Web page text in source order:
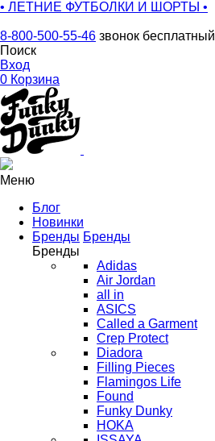
• ЛЕТНИЕ ФУТБОЛКИ И ШОРТЫ •
8-800-500-55-46 звонок бесплатный
Поиск
Вход
0 Корзина
Меню
Блог
Новинки
Бренды Бренды
Бренды
Adidas
Air Jordan
all in
ASICS
Called a Garment
Crep Protect
Diadora
Filling Pieces
Flamingos Life
Found
Funky Dunky
HOKA